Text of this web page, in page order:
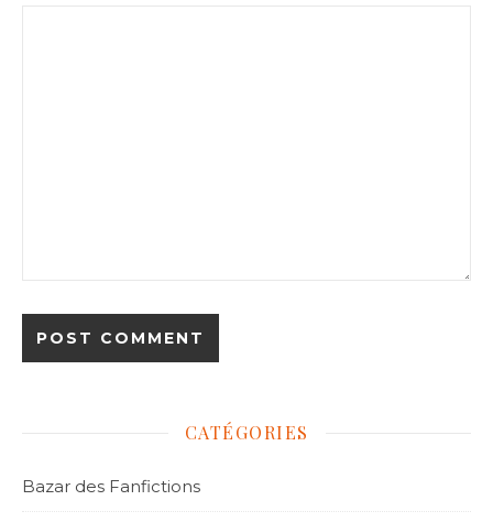
CATÉGORIES
Bazar des Fanfictions